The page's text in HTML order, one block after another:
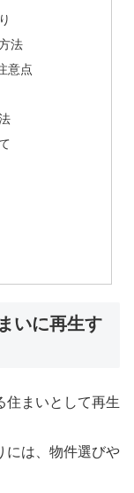
法
意点
いに再生す
住まいとして再生
には、物件選びや